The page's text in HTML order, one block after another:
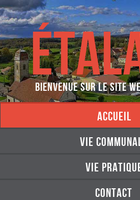
Bienvenue sur le site
accueil
vie
vie
contact